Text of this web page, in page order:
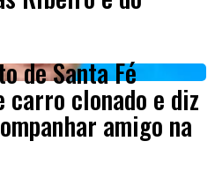
de Santa Fé
carro clonado e diz
amigo na